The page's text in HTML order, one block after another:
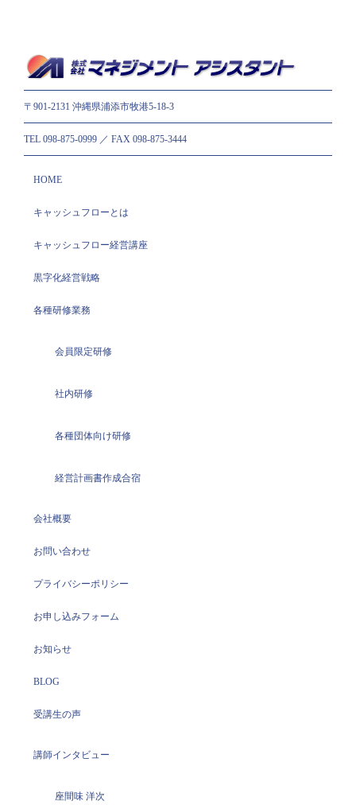
営
講
座
の
研
修
風
受
生
声
ア
プ
し
す！！
〒901-2131 沖縄県浦添市牧港5-18-3
TEL 098-875-0999 ／ FAX 098-875-3444
HOME
キャッシュフローとは
キャッシュフロー経営講座
黒字化経営戦略
各種研修業務
会員限定研修
社内研修
各種団体向け研修
経営計画書作成合宿
会社概要
お問い合わせ
プライバシーポリシー
お申し込みフォーム
お知らせ
BLOG
受講生の声
講師インタビュー
座間味 洋次